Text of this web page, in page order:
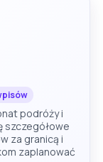
podróży i
szczegółowe
za granicą i
zaplanować